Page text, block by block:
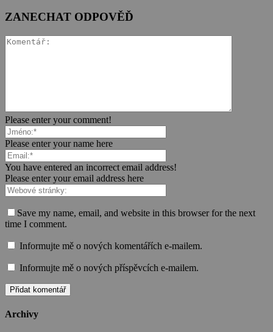
ZANECHAT ODPOVĚĎ
Please enter your comment!
Please enter your name here
You have entered an incorrect email address!
Please enter your email address here
Save my name, email, and website in this browser for the next
time I comment.
Informujte mě o nových komentářích e-mailem.
Informujte mě o nových příspěvcích e-mailem.
Archivy